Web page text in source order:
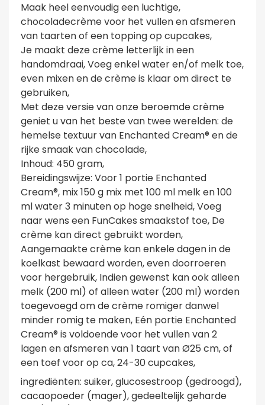
Maak heel eenvoudig een luchtige,
chocoladecrème voor het vullen en afsmeren
van taarten of een topping op cupcakes,
Je maakt deze crème letterlijk in een
handomdraai, Voeg enkel water en/of melk toe,
even mixen en de crème is klaar om direct te
gebruiken,
Met deze versie van onze beroemde crème
geniet u van het beste van twee werelden: de
hemelse textuur van Enchanted Cream® en de
rijke smaak van chocolade,
Inhoud: 450 gram,
Bereidingswijze: Voor 1 portie Enchanted
Cream®, mix 150 g mix met 100 ml melk en 100
ml water 3 minuten op hoge snelheid, Voeg
naar wens een FunCakes smaakstof toe, De
crème kan direct gebruikt worden,
Aangemaakte crème kan enkele dagen in de
koelkast bewaard worden, even doorroeren
voor hergebruik, Indien gewenst kan ook alleen
melk (200 ml) of alleen water (200 ml) worden
toegevoegd om de crème romiger danwel
minder romig te maken, Eén portie Enchanted
Cream® is voldoende voor het vullen van 2
lagen en afsmeren van 1 taart van Ø25 cm, of
een toef voor op ca, 24-30 cupcakes,
ingrediënten: suiker, glucosestroop (gedroogd),
cacaopoeder (mager), gedeeltelijk geharde